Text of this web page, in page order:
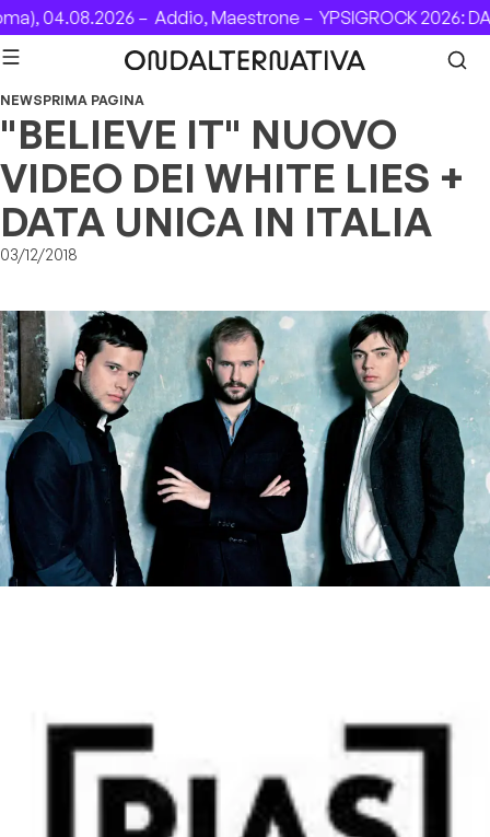
Skip to content
04.08.2026 –Addio, Maestrone –YPSIGROCK 2026: DAL
NEWSPRIMA PAGINA
"BELIEVE IT" NUOVO
VIDEO DEI WHITE LIES +
DATA UNICA IN ITALIA
03/12/2018